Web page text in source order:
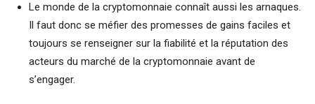
Le monde de la cryptomonnaie connaît aussi les arnaques.
Il faut donc se méfier des promesses de gains faciles et
toujours se renseigner sur la fiabilité et la réputation des
acteurs du marché de la cryptomonnaie avant de
s’engager.